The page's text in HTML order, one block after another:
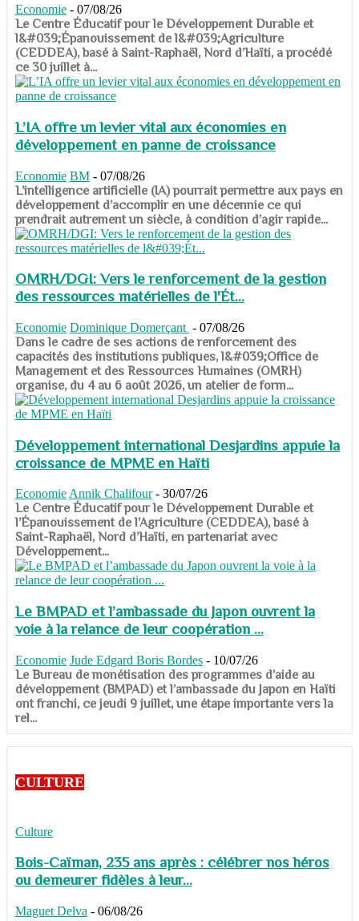
Economie - 07/08/26
​​​​​​​Le Centre Éducatif pour le Développement Durable et
l&#039;Épanouissement de l&#039;Agriculture
(CEDDEA), basé à Saint-Raphaël, Nord d’Haïti, a procédé
ce 30 juillet à...
L’IA offre un levier vital aux économies en
développement en panne de croissance
Economie BM - 07/08/26
​​​​​​​L’intelligence artificielle (IA) pourrait permettre aux pays en
développement d’accomplir en une décennie ce qui
prendrait autrement un siècle, à condition d’agir rapide...
OMRH/DGI: Vers le renforcement de la gestion
des ressources matérielles de l'Ét...
Economie Dominique Domerçant - 07/08/26
Dans le cadre de ses actions de renforcement des
capacités des institutions publiques, l&#039;Office de
Management et des Ressources Humaines (OMRH)
organise, du 4 au 6 août 2026, un atelier de form...
Développement international Desjardins appuie la
croissance de MPME en Haïti
Economie Annik Chalifour - 30/07/26
​​​​​​​Le Centre Éducatif pour le Développement Durable et
l’Épanouissement de l’Agriculture (CEDDEA), basé à
Saint-Raphaël, Nord d’Haïti, en partenariat avec
Développement...
Le BMPAD et l’ambassade du Japon ouvrent la
voie à la relance de leur coopération ...
Economie Jude Edgard Boris Bordes - 10/07/26
​​​​​​​Le Bureau de monétisation des programmes d’aide au
développement (BMPAD) et l’ambassade du Japon en Haïti
ont franchi, ce jeudi 9 juillet, une étape importante vers la
rel...
CULTURE
Culture
Bois-Caïman, 235 ans après : célébrer nos héros
ou demeurer fidèles à leur...
Maguet Delva - 06/08/26